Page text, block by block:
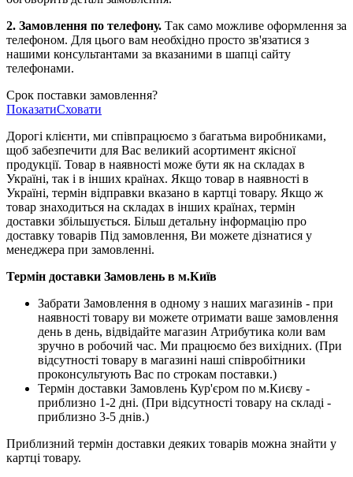
2. Замовлення по телефону. Так само можливе оформлення за
телефоном. Для цього вам необхідно просто зв'язатися з
нашими консультантами за вказаними в шапці сайту
телефонами.
Срок поставки замовлення?
ПоказатиСховати
Дорогі клієнти, ми співпрацюємо з багатьма виробниками,
щоб забезпечити для Вас великий асортимент якісної
продукції. Товар в наявності може бути як на складах в
Україні, так і в інших країнах. Якщо товар в наявності в
Україні, термін відправки вказано в картці товару. Якщо ж
товар знаходиться на складах в інших країнах, термін
доставки збільшується. Більш детальну інформацію про
доставку товарів Під замовлення, Ви можете дізнатися у
менеджера при замовленні.
Термін доставки Замовлень в м.Київ
Забрати Замовлення в одному з наших магазинів - при
наявності товару ви можете отримати ваше замовлення
день в день, відвідайте магазин Атрибутика коли вам
зручно в робочий час. Ми працюємо без вихідних. (При
відсутності товару в магазині наші співробітники
проконсультують Вас по строкам поставки.)
Термін доставки Замовлень Кур'єром по м.Києву -
приблизно 1-2 дні. (При відсутності товару на складі -
приблизно 3-5 днів.)
Приблизний термін доставки деяких товарів можна знайти у
картці товару.